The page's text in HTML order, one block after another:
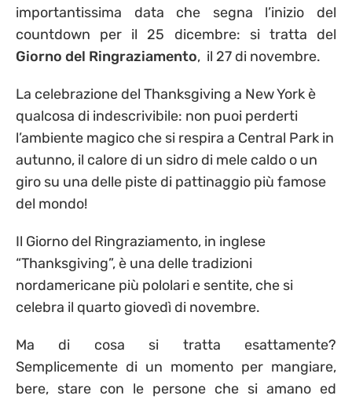
importantissima data che segna l’inizio del
countdown per il 25 dicembre: si tratta del
Giorno del Ringraziamento, il 27 di novembre.
La celebrazione del Thanksgiving a New York è
qualcosa di indescrivibile: non puoi perderti
l’ambiente magico che si respira a Central Park in
autunno, il calore di un sidro di mele caldo o un
giro su una delle piste di pattinaggio più famose
del mondo!
Il Giorno del Ringraziamento, in inglese
“Thanksgiving”, è una delle tradizioni
nordamericane più pololari e sentite, che si
celebra il quarto giovedì di novembre.
Ma di cosa si tratta esattamente?
Semplicemente di un momento per mangiare,
bere, stare con le persone che si amano ed